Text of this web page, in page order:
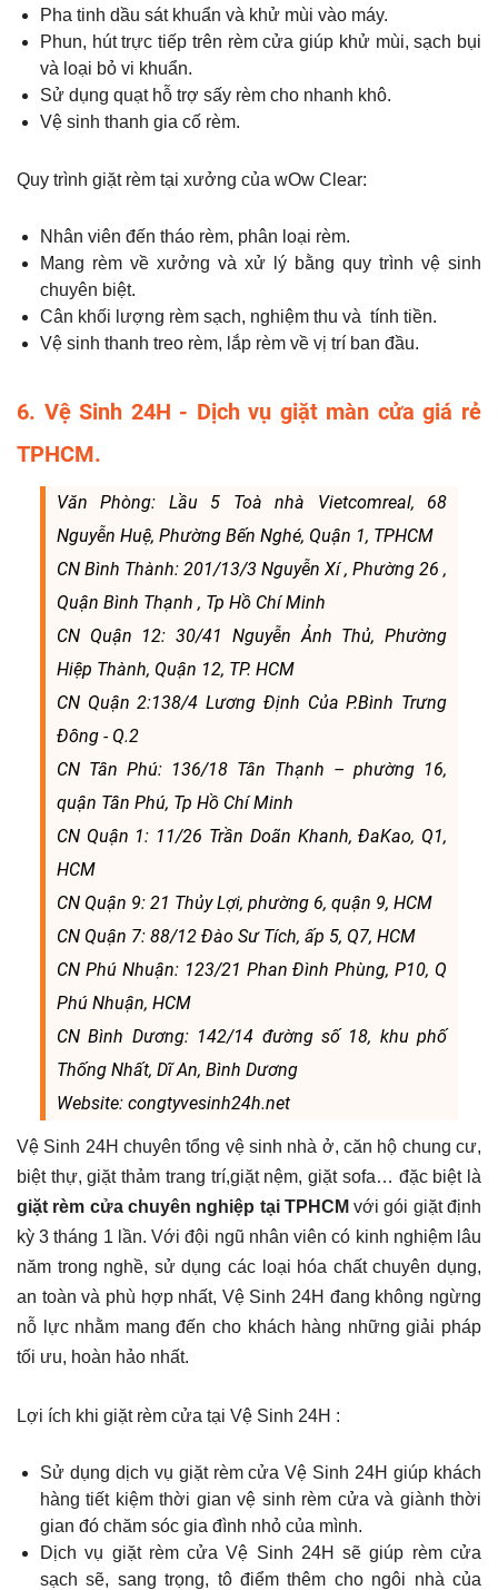
Pha tinh dầu sát khuẩn và khử mùi vào máy.
Phun, hút trực tiếp trên rèm cửa giúp khử mùi, sạch bụi
và loại bỏ vi khuẩn.
Sử dụng quạt hỗ trợ sấy rèm cho nhanh khô.
Vệ sinh thanh gia cố rèm.
Quy trình giặt rèm tại xưởng của wOw Clear:
Nhân viên đến tháo rèm, phân loại rèm.
Mang rèm về xưởng và xử lý bằng quy trình vệ sinh
chuyên biệt.
Cân khối lượng rèm sạch, nghiệm thu và tính tiền.
Vệ sinh thanh treo rèm, lắp rèm về vị trí ban đầu.
6. Vệ Sinh 24H - Dịch vụ giặt màn cửa giá rẻ
TPHCM.
Văn Phòng: Lầu 5 Toà nhà Vietcomreal, 68
Nguyễn Huệ, Phường Bến Nghé, Quận 1, TPHCM
CN Bình Thành: 201/13/3 Nguyễn Xí , Phường 26 ,
Quận Bình Thạnh , Tp Hồ Chí Minh
CN Quận 12: 30/41 Nguyễn Ảnh Thủ, Phường
Hiệp Thành, Quận 12, TP. HCM
CN Quận 2:138/4 Lương Định Của P.Bình Trưng
Đông - Q.2
CN Tân Phú: 136/18 Tân Thạnh – phường 16,
quận Tân Phú, Tp Hồ Chí Minh
CN Quận 1: 11/26 Trần Doãn Khanh, ĐaKao, Q1,
HCM
CN Quận 9: 21 Thủy Lợi, phường 6, quận 9, HCM
CN Quận 7: 88/12 Đào Sư Tích, ấp 5, Q7, HCM
CN Phú Nhuận: 123/21 Phan Đình Phùng, P10, Q
Phú Nhuận, HCM
CN Bình Dương: 142/14 đường số 18, khu phố
Thống Nhất, Dĩ An, Bình Dương
Website: congtyvesinh24h.net
Vệ Sinh 24H chuyên tổng vệ sinh nhà ở, căn hộ chung cư,
biệt thự, giặt thảm trang trí,giặt nệm, giặt sofa… đặc biệt là
giặt rèm cửa chuyên nghiệp tại TPHCM với gói giặt định
kỳ 3 tháng 1 lần. Với đội ngũ nhân viên có kinh nghiệm lâu
năm trong nghề, sử dụng các loại hóa chất chuyên dụng,
an toàn và phù hợp nhất, Vệ Sinh 24H đang không ngừng
nỗ lực nhằm mang đến cho khách hàng những giải pháp
tối ưu, hoàn hảo nhất.
Lợi ích khi giặt rèm cửa tại Vệ Sinh 24H :
Sử dụng dịch vụ giặt rèm cửa Vệ Sinh 24H giúp khách
hàng tiết kiệm thời gian vệ sinh rèm cửa và giành thời
gian đó chăm sóc gia đình nhỏ của mình.
Dịch vụ giặt rèm cửa Vệ Sinh 24H sẽ giúp rèm cửa
sạch sẽ, sang trọng, tô điểm thêm cho ngôi nhà của